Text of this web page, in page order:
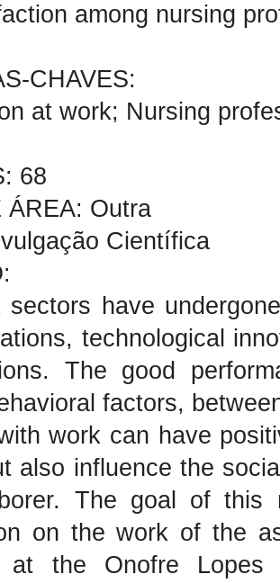
among nursing
CHAVES:
at work; Nursing
68
ÁREA: Outra
Científica
sectors have
technological
The good
factors,
work can have
also influence the
The goal of this
on the work of the
at the Onofre Lopes